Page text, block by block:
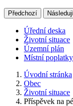
Předchozí
Úřední deska
Životní situace
Územní plán
Místní poplatky
Úvodní stránka
Obec
Životní situace
Příspěvek na